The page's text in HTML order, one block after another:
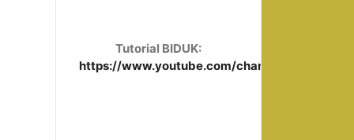
Tutorial BIDUK:
https://www.youtube.com/channel/